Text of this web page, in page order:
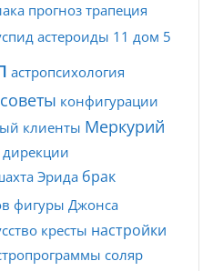
прогноз трапеция
астероиды 11 дом 5
астропсихология
конфигурации
клиенты Меркурий
дирекции
Эрида брак
фигуры Джонса
кресты настройки
соляр